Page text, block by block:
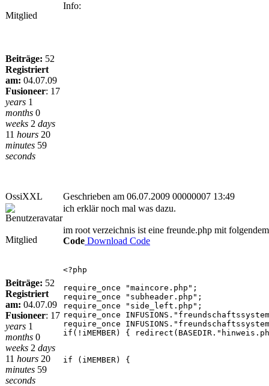
Mitglied
Beiträge: 52
Registriert
am: 04.07.09
Fusioneer: 17
years 1
months 0
weeks 2 days
11 hours 20
minutes 59
seconds
Info:
OssiXXL Geschrieben am 06.07.2009 00000007 13:49
Mitglied
Beiträge: 52
Registriert
am: 04.07.09
Fusioneer: 17
years 1
months 0
weeks 2 days
11 hours 20
minutes 59
seconds
ich erklär noch mal was dazu.
im root verzeichnis ist eine freunde.php mit
Code Download Code
<?php
require_once "maincore.php";
require_once "subheader.php";
require_once "side_left.php";
require_once
require_once
if(!iMEMBER) {
if (iMEMBER) {